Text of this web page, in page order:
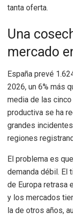
tanta oferta.
Una
mercado
España prevé
2026, un 6% más
media de las
productiva se ha
grandes
regiones
El problema es
demanda débil. El
de Europa retrasa
y los mercados
la de otros años,